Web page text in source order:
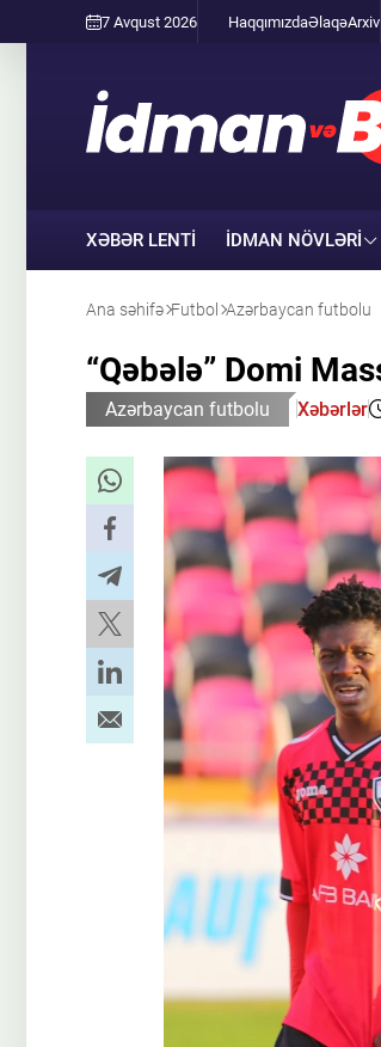
7 Avqust 2026 HaqqımızdaƏlaqəArxiv
XƏBƏR LENTİ İDMAN NÖVLƏRI
Ana səhifə Futbol Azərbaycan futbolu
“Qəbələ” Domi
Azərbaycan futbolu Xəbərlər